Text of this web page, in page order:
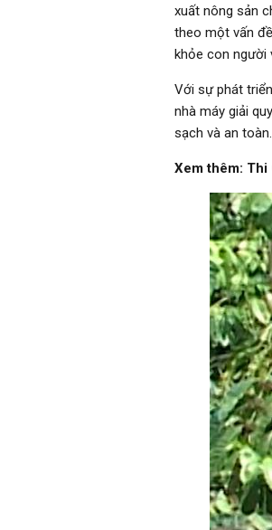
xuất nông sản
theo một vấn
khỏe con người
Với sự phát
nhà máy giải
sạch và an
Xem thêm: Thi